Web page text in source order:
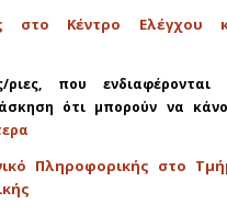
στο Κέντρο Ελέγχου
ριες, που ενδιαφέρονται
ότι μπορούν να
Πληροφορικής στο